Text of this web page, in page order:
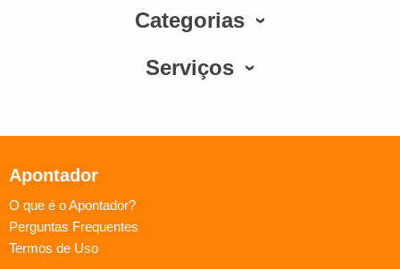
Categorias
Serviços
Apontador
O que é o Apontador?
Perguntas Frequentes
Termos de Uso